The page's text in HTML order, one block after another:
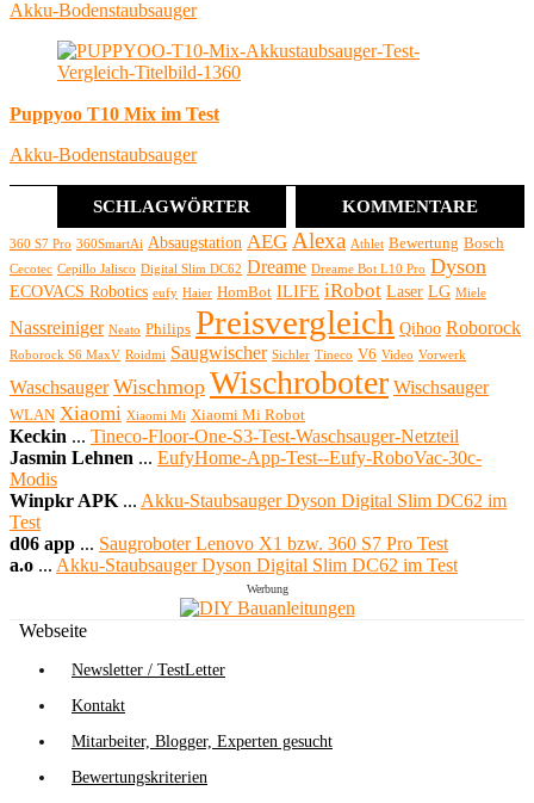
Akku-Bodenstaubsauger
Puppyoo T10 Mix im Test
Akku-Bodenstaubsauger
SCHLAGWÖRTER KOMMENTARE
360 S7 Pro 360SmartAi Absaugstation AEG Alexa Athlet Bewertung Bosch
Cecotec Cepillo Jalisco Digital Slim DC62 Dreame Dreame Bot L10 Pro Dyson
ECOVACS Robotics eufy Haier HomBot ILIFE iRobot Laser LG Miele
Nassreiniger Neato Philips Preisvergleich Qihoo Roborock
Roborock S6 MaxV Roidmi Saugwischer Sichler Tineco V6 Video Vorwerk
Waschsauger Wischmop Wischroboter Wischsauger
WLAN Xiaomi Xiaomi Mi Xiaomi Mi Robot
Keckin ... Tineco-Floor-One-S3-Test-Waschsauger-Netzteil
Jasmin Lehnen ... EufyHome-App-Test--Eufy-RoboVac-30c-
Modis
Winpkr APK ... Akku-Staubsauger Dyson Digital Slim DC62 im
Test
d06 app ... Saugroboter Lenovo X1 bzw. 360 S7 Pro Test
a.o ... Akku-Staubsauger Dyson Digital Slim DC62 im Test
Werbung
Webseite
Newsletter / TestLetter
Kontakt
Mitarbeiter, Blogger, Experten gesucht
Bewertungskriterien